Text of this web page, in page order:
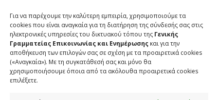
Για να παρέχουμε την καλύτερη εμπειρία, χρησιμοποιούμε τα
cookies που είναι αναγκαία για τη διατήρηση της σύνδεσής σας στις
ηλεκτρονικές υπηρεσίες του δικτυακού τόπου της Γενικής
Γραμματείας Επικοινωνίας και Ενημέρωσης και για την
αποθήκευση των επιλογών σας σε σχέση με τα προαιρετικά cookies
(«Αναγκαία»). Με τη συγκατάθεσή σας και μόνο θα
χρησιμοποιήσουμε όποια από τα ακόλουθα προαιρετικά cookies
επιλέξετε.
ΕΠΙΚΟΙΝΩΝΙΑ
Φραγκούδη 11 & Αλεξάνδρου Πάντου